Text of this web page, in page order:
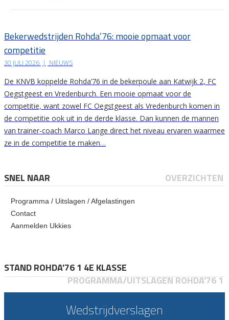
Bekerwedstrijden Rohda’76: mooie opmaat voor
competitie
30 JULI 2026 | NIEUWS
De KNVB koppelde Rohda’76 in de bekerpoule aan Katwijk 2, FC
Oegstgeest en Vredenburch. Een mooie opmaat voor de
competitie, want zowel FC Oegstgeest als Vredenburch komen in
de competitie ook uit in de derde klasse. Dan kunnen de mannen
van trainer-coach Marco Lange direct het niveau ervaren waarmee
ze in de competitie te maken…
SNEL NAAR OVERZICHTEN
Programma / Uitslagen / Afgelastingen
Contact
Aanmelden Ukkies
STAND ROHDA'76 1 4E KLASSE
PROGRAMMA/UITSLAGEN ROHDA'76 1
Wedstrijdverslagen